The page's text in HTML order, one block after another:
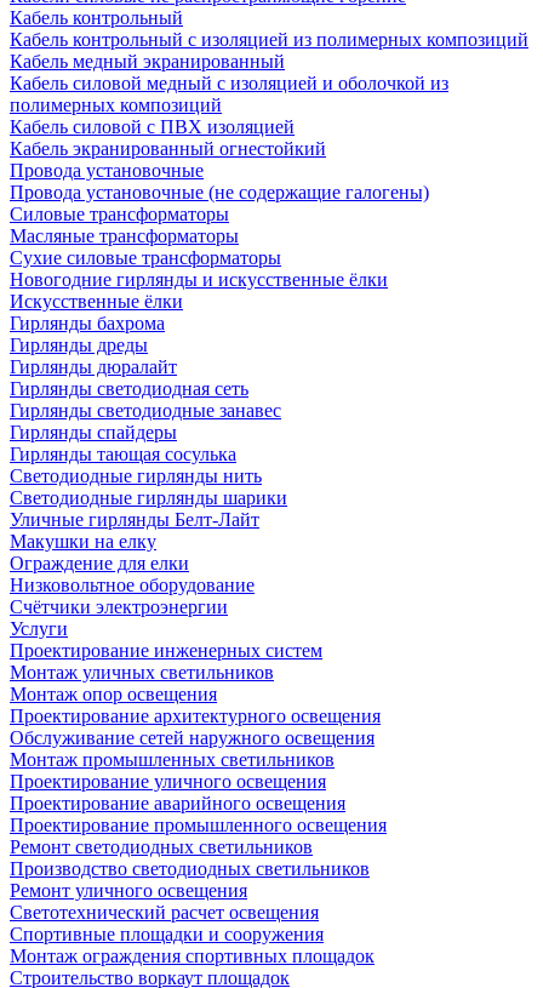
Кабель контрольный
Кабель контрольный с изоляцией из полимерных композиций
Кабель медный экранированный
Кабель силовой медный с изоляцией и оболочкой из
полимерных композиций
Кабель силовой с ПВХ изоляцией
Кабель экранированный огнестойкий
Провода установочные
Провода установочные (не содержащие галогены)
Силовые трансформаторы
Масляные трансформаторы
Сухие силовые трансформаторы
Новогодние гирлянды и искусственные ёлки
Искусственные ёлки
Гирлянды бахрома
Гирлянды дреды
Гирлянды дюралайт
Гирлянды светодиодная сеть
Гирлянды светодиодные занавес
Гирлянды спайдеры
Гирлянды тающая сосулька
Светодиодные гирлянды нить
Светодиодные гирлянды шарики
Уличные гирлянды Белт-Лайт
Макушки на елку
Ограждение для елки
Низковольтное оборудование
Счётчики электроэнергии
Услуги
Проектирование инженерных систем
Монтаж уличных светильников
Монтаж опор освещения
Проектирование архитектурного освещения
Обслуживание сетей наружного освещения
Монтаж промышленных светильников
Проектирование уличного освещения
Проектирование аварийного освещения
Проектирование промышленного освещения
Ремонт светодиодных светильников
Производство светодиодных светильников
Ремонт уличного освещения
Светотехнический расчет освещения
Спортивные площадки и сооружения
Монтаж ограждения спортивных площадок
Строительство воркаут площадок